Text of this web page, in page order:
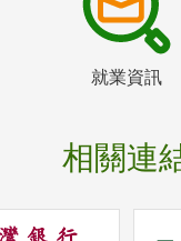
就業資訊
相關連